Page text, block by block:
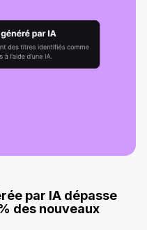
par IA dépasse
des nouveaux